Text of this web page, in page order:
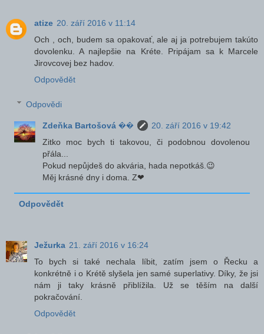
atize 20. září 2016 v 11:14
Och , och, budem sa opakovať, ale aj ja potrebujem takúto
dovolenku. A najlepšie na Kréte. Pripájam sa k Marcele
Jirovcovej bez hadov.
Odpovědět
Odpovědi
Zdeňka Bartošová ��
20. září 2016 v 19:42
Zitko moc bych ti takovou, či podobnou dovolenou
přála...
Pokud nepůjdeš do akvária, hada nepotkáš.😉
Měj krásné dny i doma. Z❤
Odpovědět
Ježurka 21. září 2016 v 16:24
To bych si také nechala líbit, zatím jsem o Řecku a
konkrétně i o Krétě slyšela jen samé superlativy. Díky, že jsi
nám ji taky krásně přiblížila. Už se těším na další
pokračování.
Odpovědět